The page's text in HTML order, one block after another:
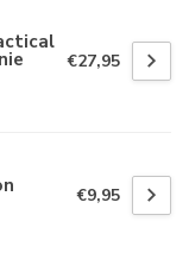
€27,95
€9,95